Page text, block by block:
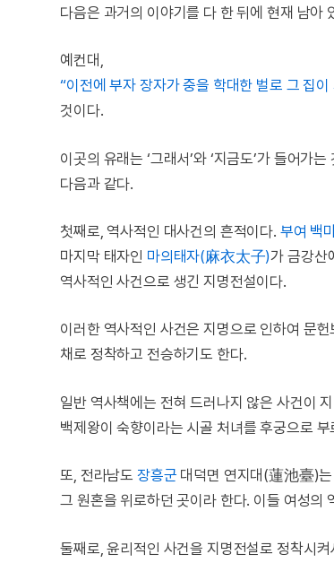
다음은 과거의 이야기를 다 한 뒤에 현재 남아
예컨대,
“이전에 부자 장자가 중을 학대한 벌로 그 집
것이다.
이곳의 유래는 ‘그래서’와 ‘지금도’가 들어가
다음과 같다.
첫째로, 역사적인 대사건의 흔적이다. 부여 백
마지막 태자인 마의태자(麻衣太子)가 금강산
역사적인 사건으로 생긴 지명전설이다.
이러한 역사적인 사건은 지명으로 인하여 문
채로 정착하고 전승하기도 한다.
일반 역사책에는 전혀 드러나지 않은 사건이
백제왕이 숙향이라는 시골 처녀를 후궁으로
또, 전라남도 장흥군 대덕면 연지대(蓮池臺)
그 원혼을 위로하던 곳이라 한다. 이들 여성의
둘째로, 윤리적인 사건을 지명전설로 정착시